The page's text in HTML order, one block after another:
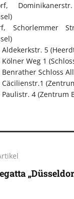
Schorlemmer
5
Weg 1
Schloss
4 (Zentrum